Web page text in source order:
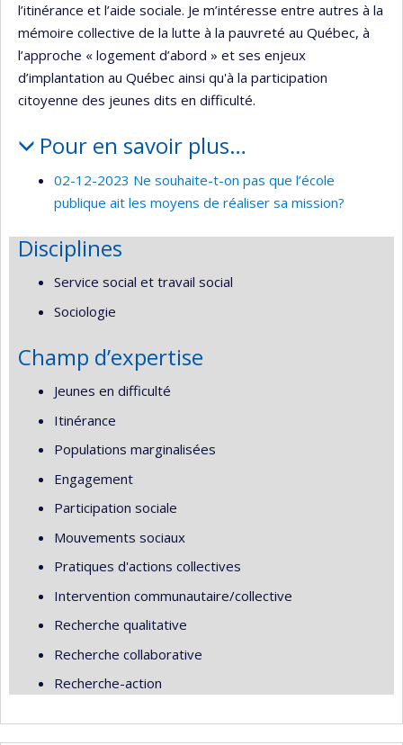
l’itinérance et l’aide sociale. Je m’intéresse entre autres à la
mémoire collective de la lutte à la pauvreté au Québec, à
l’approche « logement d’abord » et ses enjeux
d’implantation au Québec ainsi qu'à la participation
citoyenne des jeunes dits en difficulté.
Pour en savoir plus…
02-12-2023 Ne souhaite-t-on pas que l’école
publique ait les moyens de réaliser sa mission?
Disciplines
Service social et travail social
Sociologie
Champ d’expertise
Jeunes en difficulté
Itinérance
Populations marginalisées
Engagement
Participation sociale
Mouvements sociaux
Pratiques d'actions collectives
Intervention communautaire/collective
Recherche qualitative
Recherche collaborative
Recherche-action